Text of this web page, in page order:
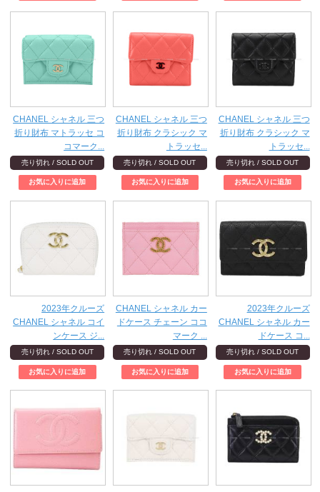
CHANEL シャネル 三つ
折り財布 マトラッセ コ
コマーク...
売り切れ / SOLD OUT
CHANEL シャネル 三つ
折り財布 クラシック マ
トラッセ...
売り切れ / SOLD OUT
CHANEL シャネル 三つ
折り財布 クラシック マ
トラッセ...
売り切れ / SOLD OUT
2023年クルーズ
CHANEL シャネル コイ
ンケース ジ...
売り切れ / SOLD OUT
CHANEL シャネル カー
ドケース チェーン ココ
マーク ...
売り切れ / SOLD OUT
2023年クルーズ
CHANEL シャネル カー
ドケース コ...
売り切れ / SOLD OUT